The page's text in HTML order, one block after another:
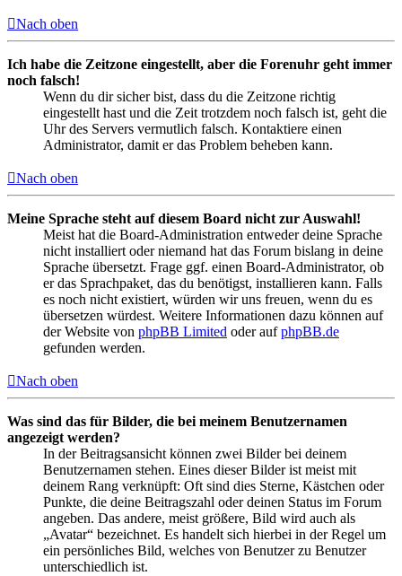
Nach oben
Ich habe die Zeitzone eingestellt, aber die Forenuhr geht immer
noch falsch!
Wenn du dir sicher bist, dass du die Zeitzone richtig
eingestellt hast und die Zeit trotzdem noch falsch ist, geht die
Uhr des Servers vermutlich falsch. Kontaktiere einen
Administrator, damit er das Problem beheben kann.
Nach oben
Meine Sprache steht auf diesem Board nicht zur Auswahl!
Meist hat die Board-Administration entweder deine Sprache
nicht installiert oder niemand hat das Forum bislang in deine
Sprache übersetzt. Frage ggf. einen Board-Administrator, ob
er das Sprachpaket, das du benötigst, installieren kann. Falls
es noch nicht existiert, würden wir uns freuen, wenn du es
übersetzen würdest. Weitere Informationen dazu können auf
der Website von phpBB Limited oder aufphpBB.de
gefunden werden.
Nach oben
Was sind das für Bilder, die bei meinem Benutzernamen
angezeigt werden?
In der Beitragsansicht können zwei Bilder bei deinem
Benutzernamen stehen. Eines dieser Bilder ist meist mit
deinem Rang verknüpft: Oft sind dies Sterne, Kästchen oder
Punkte, die deine Beitragszahl oder deinen Status im Forum
angeben. Das andere, meist größere, Bild wird auch als
„Avatar“ bezeichnet. Es handelt sich hierbei in der Regel um
ein persönliches Bild, welches von Benutzer zu Benutzer
unterschiedlich ist.